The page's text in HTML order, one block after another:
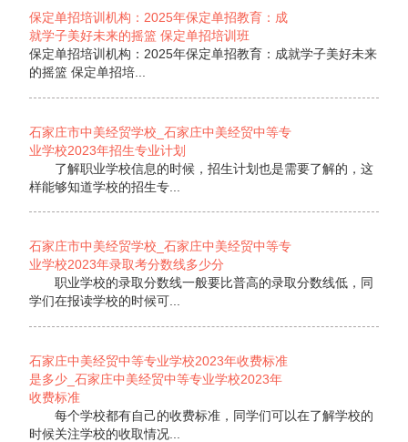
保定单招培训机构：2025年保定单招教育：成
就学子美好未来的摇篮 保定单招培训班
保定单招培训机构：2025年保定单招教育：成就学子美好未来
的摇篮 保定单招培...
石家庄市中美经贸学校_石家庄中美经贸中等专
业学校2023年招生专业计划
了解职业学校信息的时候，招生计划也是需要了解的，这
样能够知道学校的招生专...
石家庄市中美经贸学校_石家庄中美经贸中等专
业学校2023年录取考分数线多少分
职业学校的录取分数线一般要比普高的录取分数线低，同
学们在报读学校的时候可...
石家庄中美经贸中等专业学校2023年收费标准
是多少_石家庄中美经贸中等专业学校2023年
收费标准
每个学校都有自己的收费标准，同学们可以在了解学校的
时候关注学校的收取情况...